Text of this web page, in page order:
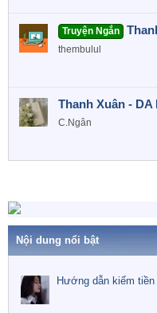
Truyện Ngắn
thembulul
Thanh Xuân - DA
C.Ngân
Nội dung nổi bật
Hướng dẫn kiếm